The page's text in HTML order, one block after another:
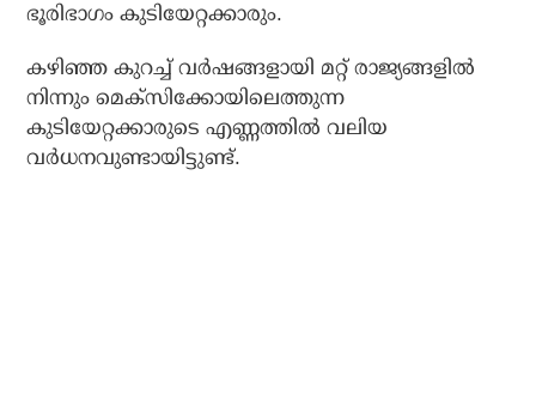
ഭൂരിഭാഗം കുടിയേറ്റക്കാരും.
കഴിഞ്ഞ കുറച്ച് വര്‍ഷങ്ങളായി മറ്റ് രാജ്യങ്ങളില്‍
നിന്നും മെക്‌സിക്കോയിലെത്തുന്ന
കുടിയേറ്റക്കാരുടെ എണ്ണത്തില്‍ വലിയ
വര്‍ധനവുണ്ടായിട്ടുണ്ട്.